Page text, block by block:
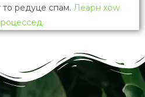
то редуце спам. Леарн хоw